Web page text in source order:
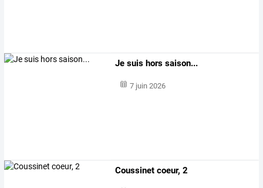
Je suis hors saison...
7 juin 2026
Coussinet coeur, 2